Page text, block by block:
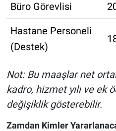
Büro Görevlisi
Hastane Personeli
(Destek)
Not: Bu maaşlar net
kadro, hizmet yılı ve ek
değişiklik gösterebilir.
Zamdan Kimler